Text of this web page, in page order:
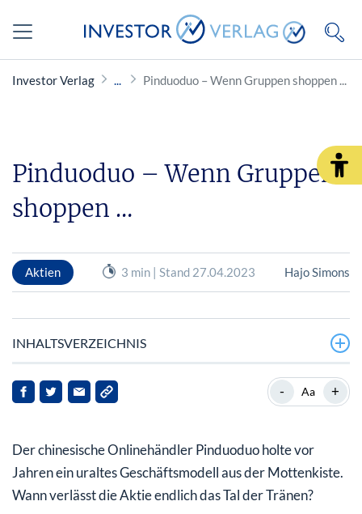
Investor Verlag Pinduoduo – Wenn Gruppen shoppen ...
Pinduoduo – Wenn Gruppen
shoppen …
Aktien 3 min | Stand 27.04.2023 Hajo Simons
INHALTSVERZEICHNIS
Was macht Pinduoduo?
Erreicht die Pinduoduo Aktie wieder das alte Top?
- Aa +
Der chinesische Onlinehändler Pinduoduo holte vor
Jahren ein uraltes Geschäftsmodell aus der Mottenkiste.
Wann verlässt die Aktie endlich das Tal der Tränen?